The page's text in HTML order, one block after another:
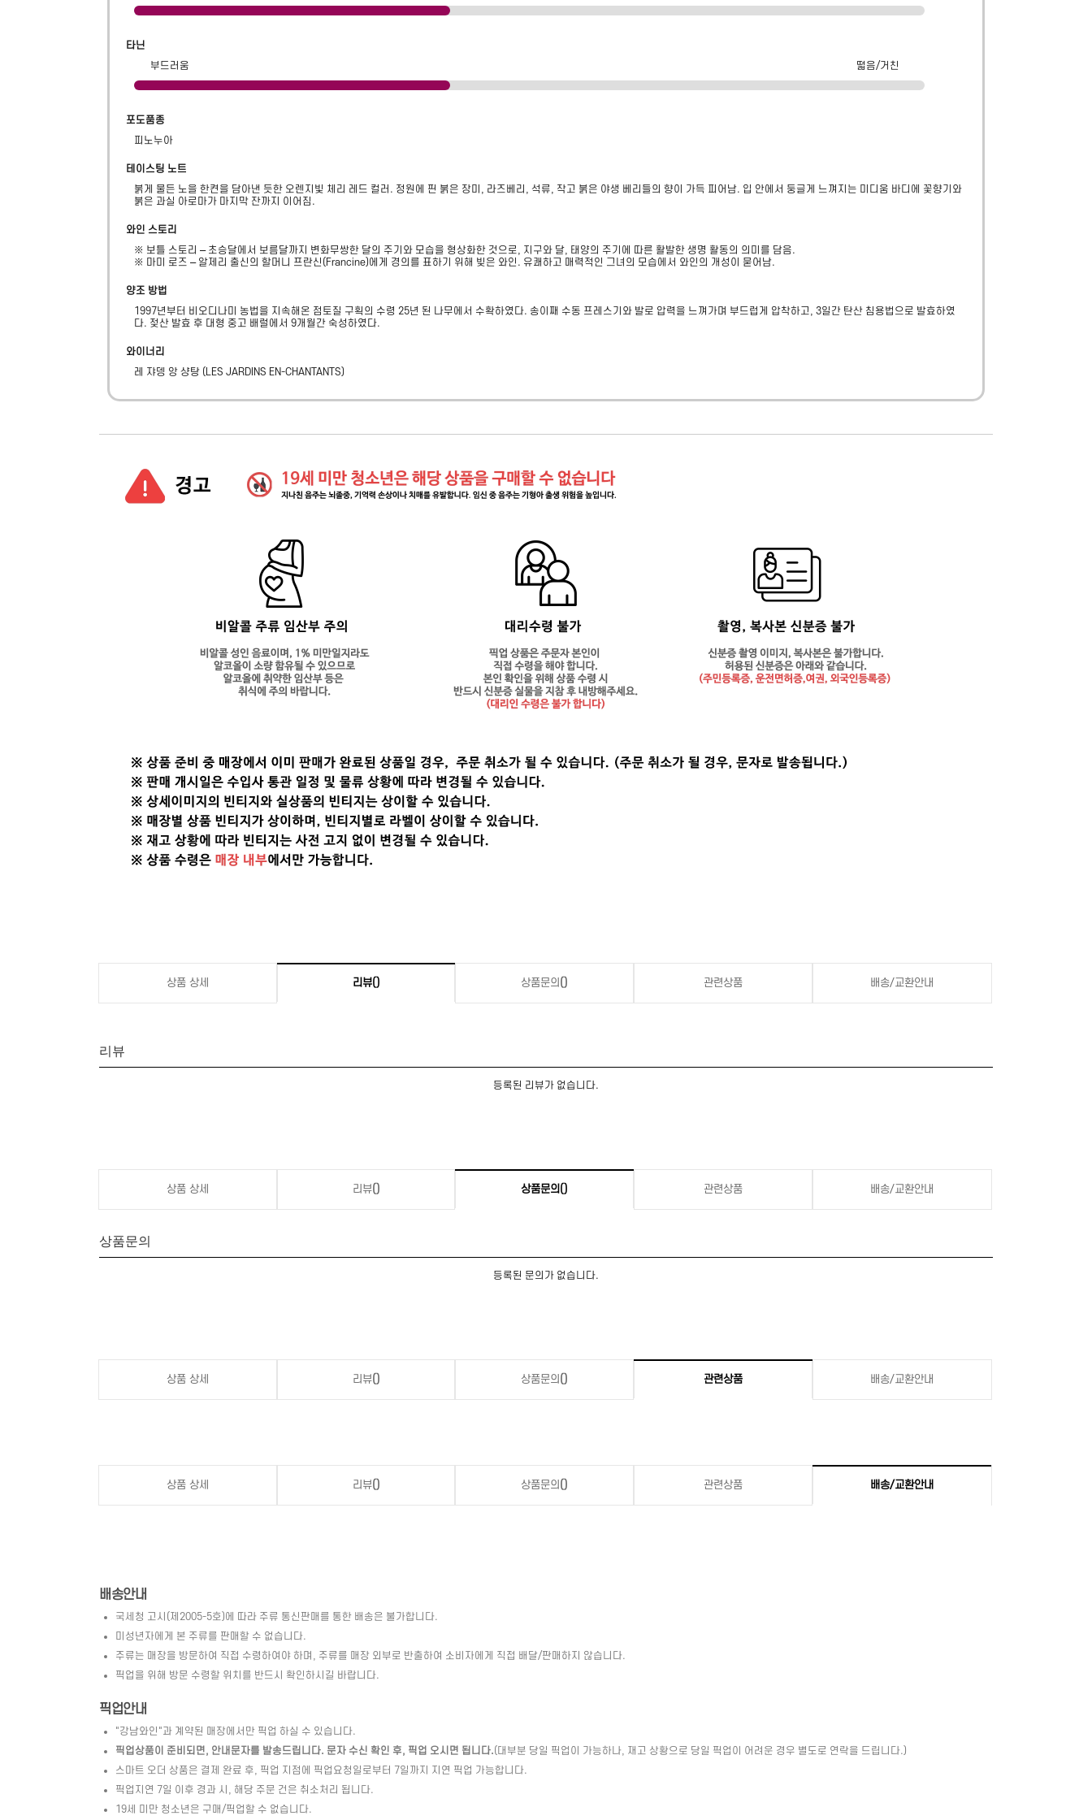
타닌
부드러움
떫음/거친
포도품종
피노누아
테이스팅 노트
붉게 물든 노을 한켠을 담아낸 듯한 오렌지빛 체리 레드 컬러. 정원에 핀 붉은 장미, 라즈베리, 석류, 작고 붉은 야생 베리들의 향이 가득 피어남. 입 안에서 둥글게 느껴지는 미디움 바디에 꽃향기와
붉은 과실 아로마가 마지막 잔까지 이어짐.
와인 스토리
※ 보틀 스토리 – 초승달에서 보름달까지 변화무쌍한 달의 주기와 모습을 형상화한 것으로, 지구와 달, 태양의 주기에 따른 활발한 생명 활동의 의미를 담음.
※ 마미 로즈 – 알제리 출신의 할머니 프란신(Francine)에게 경의를 표하기 위해 빚은 와인. 유쾌하고 매력적인 그녀의 모습에서 와인의 개성이 묻어남.
양조 방법
1997년부터 비오디나미 농법을 지속해온 점토질 구획의 수령 25년 된 나무에서 수확하였다. 송이째 수동 프레스기와 발로 압력을 느껴가며 부드럽게 압착하고, 3일간 탄산 침용법으로 발효하였
다. 젖산 발효 후 대형 중고 배럴에서 9개월간 숙성하였다.
와이너리
레 쟈뎅 앙 샹탕 ( LES JARDINS EN-CHANTANTS)
상품 상세 리뷰() 상품문의 () 관련상품 배송/교환안내
리뷰
등록된 리뷰가 없습니다.
상품 상세 리뷰() 상품문의 () 관련상품 배송/교환안내
상품문의
등록된 문의가 없습니다.
상품 상세 리뷰() 상품문의 () 관련상품 배송/교환안내
상품 상세 리뷰() 상품문의 () 관련상품 배송/교환안내
배송안내
국세청 고시(제2005-5호)에 따라 주류 통신판매를 통한 배송은 불가합니다.
미성년자에게 본 주류를 판매할 수 없습니다.
주류는 매장을 방문하여 직접 수령하여야 하며, 주류를 매장 외부로 반출하여 소비자에게 직접 배달/판매하지 않습니다.
픽업을 위해 방문 수령할 위치를 반드시 확인하시길 바랍니다.
픽업안내
"강남와인"과 계약된 매장에서만 픽업 하실 수 있습니다.
픽업상품이 준비되면, 안내문자를 발송드립니다. 문자 수신 확인 후, 픽업 오시면 됩니다.(대부분 당일 픽업이 가능하나, 재고 상황으로 당일 픽업이 어려운 경우 별도로 연락을 드립니다.)
스마트 오더 상품은 결제 완료 후, 픽업 지점에 픽업요청일로부터 7일까지 지연 픽업 가능합니다.
픽업지연 7일 이후 경과 시, 해당 주문 건은 취소처리 됩니다.
19세 미만 청소년은 구매/픽업할 수 없습니다.